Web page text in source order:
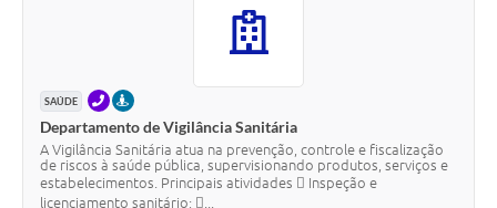
SAÚDE TELEFONEPRESENCIAL
Departamento de Vigilância Sanitária
A Vigilância Sanitária atua na prevenção, controle e fiscalização
de riscos à saúde pública, supervisionando produtos, serviços e
estabelecimentos. Principais atividades  Inspeção e
licenciamento sanitário; ...